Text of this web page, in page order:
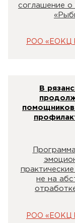
соглашение
РОО «ЕОКЦ
В
не на
РОО «ЕОКЦ